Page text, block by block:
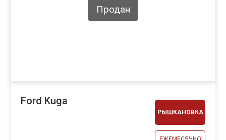
РЫШКАНОВКА
Продан
Ford Kuga